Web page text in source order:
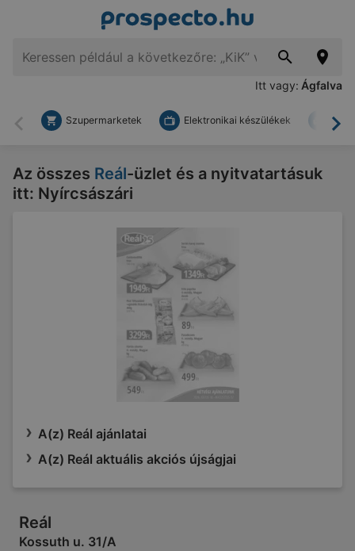
Itt vagy: Ágfalva
Vissza
Szupermarketek Elektronikai készülékek
Az összes Reál-üzlet és a nyitvatartásuk
itt: Nyírcsászári
A(z) Reál ajánlatai
A(z) Reál aktuális akciós újságjai
Reál
Kossuth u. 31/A